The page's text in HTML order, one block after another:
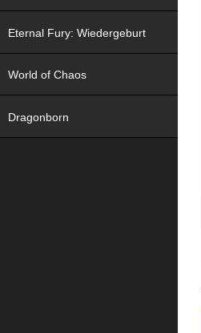
Eternal Fury: Wiedergeburt
World of Chaos
Dragonborn